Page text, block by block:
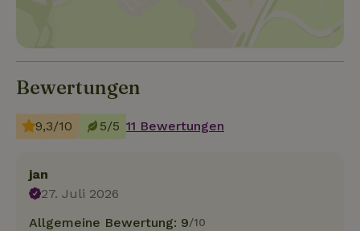
Bewertungen
9,3/10 5/5 11 Bewertungen
jan
27. Juli 2026
Allgemeine Bewertung: 9/10